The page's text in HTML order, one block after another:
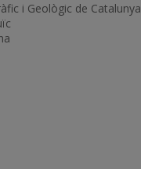
i Geològic de Catalunya